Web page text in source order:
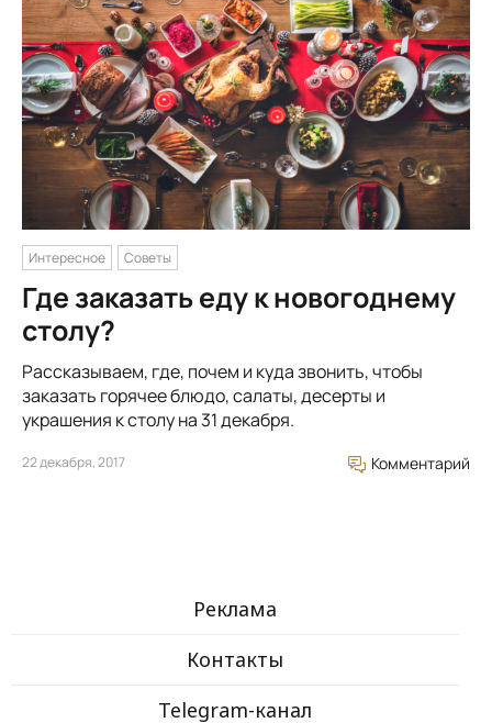
Интересное Советы
Где заказать еду к новогоднему
столу?
Рассказываем, где, почем и куда звонить, чтобы
заказать горячее блюдо, салаты, десерты и
украшения к столу на 31 декабря.
22 декабря, 2017 Комментарий
Реклама
Контакты
Telegram-канал